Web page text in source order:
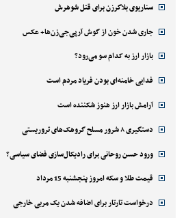
سناریوی بلاگرزن برای قتل شوهرش
جاری شدن خون از گوش آرپی‌جی‌زن‌ها+ عکس
بازار ارز به کدام سو می‌رود؟
فدایی خامنه‌ای بودن فریاد مردم است
آرامش بازار ارز هنوز شکننده است
دستگیری ۸ شرور مسلح گروهک‌های تروریستی
ورود حسن روحانی برای رادیکال‌سازی فضای سیاسی؟
قیمت طلا و سکه امروز پنجشنبه 15 مرداد
درخواست تارتار برای اضافه شدن یک مربی خارجی